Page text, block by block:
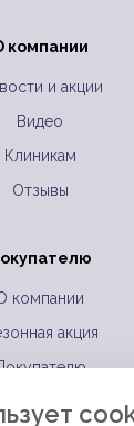
компании
и акции
Видео
Клиникам
Отзывы
компании
акция